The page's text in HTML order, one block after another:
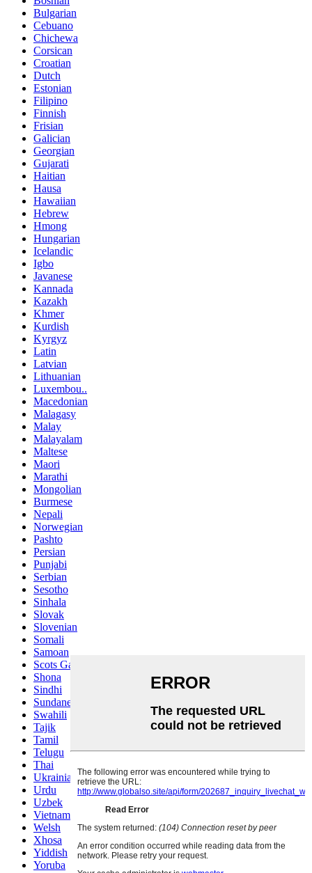
Bulgarian
Cebuano
Chichewa
Corsican
Croatian
Dutch
Estonian
Filipino
Finnish
Frisian
Galician
Georgian
Gujarati
Haitian
Hausa
Hawaiian
Hebrew
Hmong
Hungarian
Icelandic
Igbo
Javanese
Kannada
Kazakh
Khmer
Kurdish
Kyrgyz
Latin
Latvian
Lithuanian
Luxembou..
Macedonian
Malagasy
Malay
Malayalam
Maltese
Maori
Marathi
Mongolian
Burmese
Nepali
Norwegian
Pashto
Persian
Punjabi
Serbian
Sesotho
Sinhala
Slovak
Slovenian
Somali
Samoan
Scots Gaelic
Shona
Sindhi
Sundanese
Swahili
Tajik
Tamil
Telugu
Thai
Ukrainian
Urdu
Uzbek
Vietnamese
Welsh
Xhosa
Yiddish
Yoruba